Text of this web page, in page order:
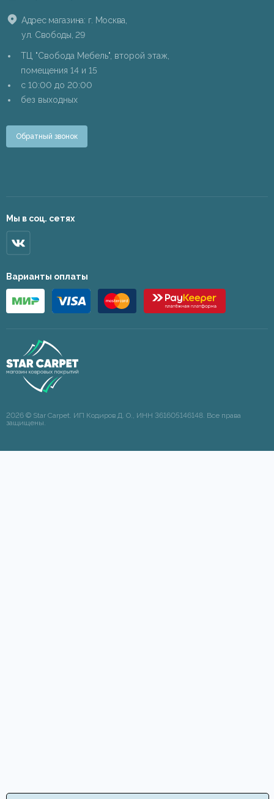
Адрес магазина: г. Москва,
ул. Свободы, 29
ТЦ "Свобода Мебель", второй этаж,
помещения 14 и 15
c 10:00 до 20:00
без выходных
Обратный звонок
Мы в соц. сетях
Варианты оплаты
2026 © Star Carpet. ИП Кодиров Д. О., ИНН 361605146148. Все права
защищены.